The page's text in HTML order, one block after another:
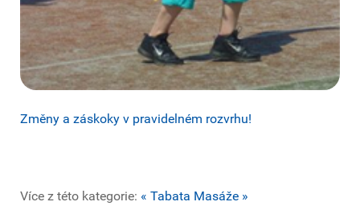
Změny a záskoky v pravidelném rozvrhu!
Více z této kategorie: « Tabata Masáže »